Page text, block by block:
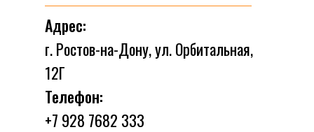
Адрес:
г. Ростов-на-Дону, ул. Орбитальная,
12Г
Телефон:
+7 928 7682 333